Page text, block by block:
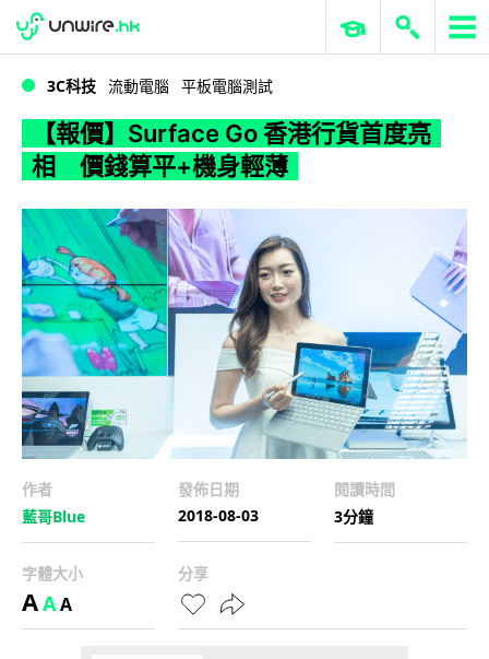
WWDC 2026 ERP 與商業 AI
3C科技 流動電腦 平板電腦測試
【報價】Surface Go 香港行貨首度亮
相 價錢算平+機身輕薄
作者
藍哥Blue
發佈日期
2018-08-03
閱讀時間
3分鐘
字體大小
AAA
分享